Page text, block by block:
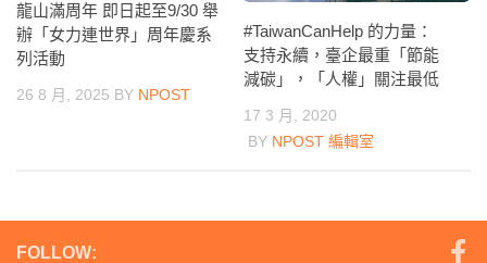
龍山滿周年 即日起至9/30 舉
辦「女力連世界」周年慶系
列活動
26 8 月, 2025 BY NPOST
#TaiwanCanHelp 的力量：
支持永續，臺企最重「節能
減碳」，「人權」關注最低
17 3 月, 2020
BY NPOST 編輯室
FOLLOW: